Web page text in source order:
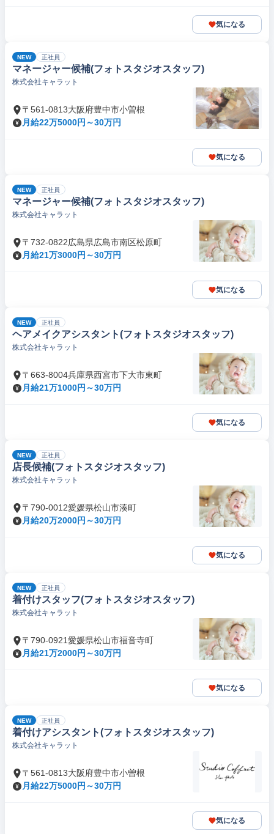
気になる
NEW 正社員
マネージャー候補(フォトスタジオスタッフ)
株式会社キャラット
〒561-0813大阪府豊中市小曽根
月給22万5000円～30万円
気になる
NEW 正社員
マネージャー候補(フォトスタジオスタッフ)
株式会社キャラット
〒732-0822広島県広島市南区松原町
月給21万3000円～30万円
気になる
NEW 正社員
ヘアメイクアシスタント(フォトスタジオスタッフ)
株式会社キャラット
〒663-8004兵庫県西宮市下大市東町
月給21万1000円～30万円
気になる
NEW 正社員
店長候補(フォトスタジオスタッフ)
株式会社キャラット
〒790-0012愛媛県松山市湊町
月給20万2000円～30万円
気になる
NEW 正社員
着付けスタッフ(フォトスタジオスタッフ)
株式会社キャラット
〒790-0921愛媛県松山市福音寺町
月給21万2000円～30万円
気になる
NEW 正社員
着付けアシスタント(フォトスタジオスタッフ)
株式会社キャラット
〒561-0813大阪府豊中市小曽根
月給22万5000円～30万円
気になる